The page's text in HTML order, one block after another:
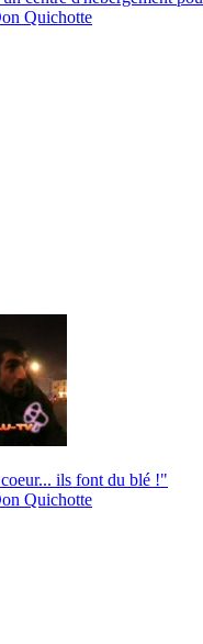
Quichotte
ils font du blé !"
Quichotte